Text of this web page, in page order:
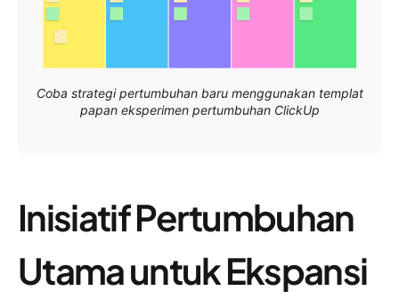
Coba strategi pertumbuhan baru menggunakan templat
papan eksperimen pertumbuhan ClickUp
Inisiatif Pertumbuhan
Utama untuk Ekspansi